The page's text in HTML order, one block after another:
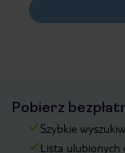
Pobierz
Szybkie
Lista ulubionych